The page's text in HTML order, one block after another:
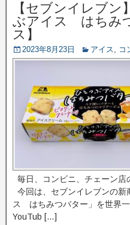
【セブンイレブ
ぶアイス はちみ
ス】
2023年8月23日 アイス, コ
毎日、コンビニ、チェーン店
今回は、セブンイレブンの
ス はちみつバター」を世界
YouTub […]